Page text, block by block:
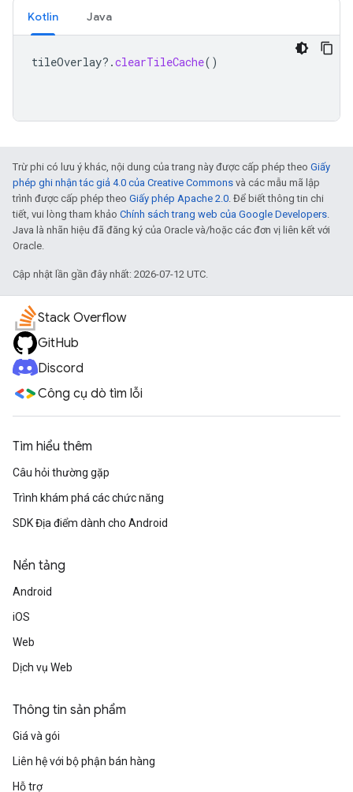
Kotlin Java
tileOverlay?.clearTileCache()
Trừ phi có lưu ý khác, nội dung của trang này được cấp phép theo Giấy
phép ghi nhận tác giả 4.0 của Creative Commons và các mẫu mã lập
trình được cấp phép theo Giấy phép Apache 2.0. Để biết thông tin chi
tiết, vui lòng tham khảo Chính sách trang web của Google Developers.
Java là nhãn hiệu đã đăng ký của Oracle và/hoặc các đơn vị liên kết với
Oracle.
Cập nhật lần gần đây nhất: 2026-07-12 UTC.
Stack Overflow
GitHub
Discord
Công cụ dò tìm lỗi
Tìm hiểu thêm
Câu hỏi thường gặp
Trình khám phá các chức năng
SDK Địa điểm dành cho Android
Nền tảng
Android
iOS
Web
Dịch vụ Web
Thông tin sản phẩm
Giá và gói
Liên hệ với bộ phận bán hàng
Hỗ trợ